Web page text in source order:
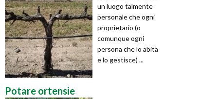
un luogo talmente
personale che ogni
proprietario (o
comunque ogni
persona che lo abita
e lo gestisce) ...
Potare ortensie